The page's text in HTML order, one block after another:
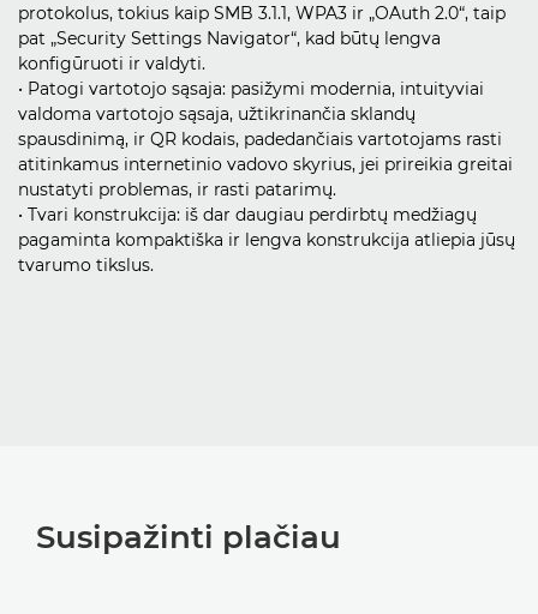
protokolus, tokius kaip SMB 3.1.1, WPA3 ir „OAuth 2.0“, taip
pat „Security Settings Navigator“, kad būtų lengva
konfigūruoti ir valdyti.
• Patogi vartotojo sąsaja: pasižymi modernia, intuityviai
valdoma vartotojo sąsaja, užtikrinančia sklandų
spausdinimą, ir QR kodais, padedančiais vartotojams rasti
atitinkamus internetinio vadovo skyrius, jei prireikia greitai
nustatyti problemas, ir rasti patarimų.
• Tvari konstrukcija: iš dar daugiau perdirbtų medžiagų
pagaminta kompaktiška ir lengva konstrukcija atliepia jūsų
tvarumo tikslus.
Susipažinti plačiau